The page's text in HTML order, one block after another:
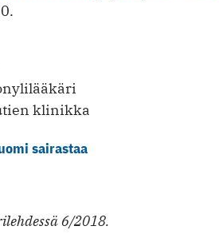
klinikka
sairastaa
6/2018.